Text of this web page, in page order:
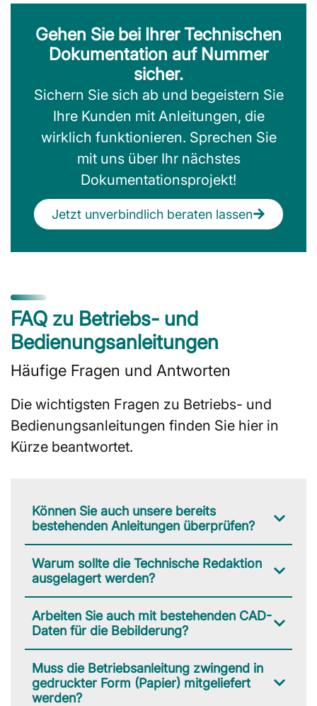
Gehen Sie bei Ihrer Technischen
Dokumentation auf Nummer
sicher.
Sichern Sie sich ab und begeistern Sie
Ihre Kunden mit Anleitungen, die
wirklich funktionieren. Sprechen Sie
mit uns über Ihr nächstes
Dokumentationsprojekt!
Jetzt unverbindlich beraten lassen
FAQ zu Betriebs- und
Bedienungsanleitungen​
Häufige Fragen und Antworten
Die wichtigsten Fragen zu Betriebs- und
Bedienungsanleitungen​ finden Sie hier in
Kürze beantwortet.
Können Sie auch unsere bereits
bestehenden Anleitungen überprüfen?
Warum sollte die Technische Redaktion
ausgelagert werden?
Arbeiten Sie auch mit bestehenden CAD-
Daten für die Bebilderung?
Muss die Betriebsanleitung zwingend in
gedruckter Form (Papier) mitgeliefert
werden?